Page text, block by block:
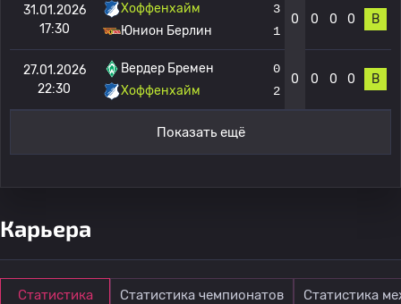
31.01.2026
17:30
Хоффенхайм
Юнион Берлин
3
1
0 0 0 0 В
27.01.2026
22:30
Вердер Бремен
Хоффенхайм
0
2
0 0 0 0 В
Показать ещё
Карьера
Статистика Статистика чемпионатов Статистика